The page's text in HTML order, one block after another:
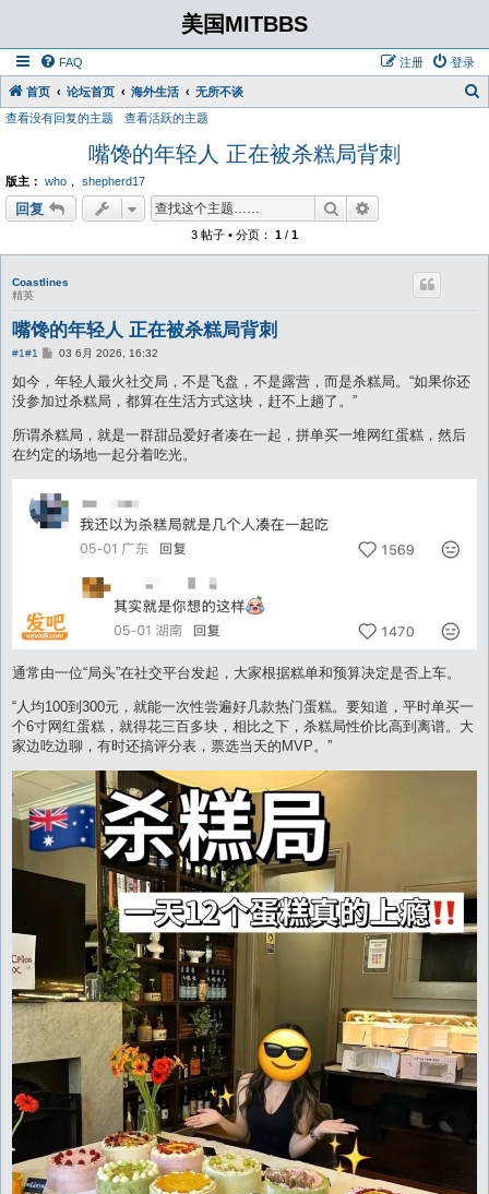
美国MITBBS
FAQ 登录
注册
首页 论坛首页 海外生活 无所不谈
查看没有回复的主题 查看活跃的主题
嘴馋的年轻人 正在被杀糕局背刺
版主： who ， shepherd17
回复 搜索
3 帖子 • 分页： 1 / 1
Coastlines
精英
嘴馋的年轻人 正在被杀糕局背刺
#1#1
帖
03 6月 2026, 16:32
如今，年轻人最火社交局，不是飞盘，不是露营，而是杀糕局。“如果你还
没参加过杀糕局，都算在生活方式这块，赶不上趟了。”
所谓杀糕局，就是一群甜品爱好者凑在一起，拼单买一堆网红蛋糕，然后
在约定的场地一起分着吃光。
通常由一位“局头”在社交平台发起，大家根据糕单和预算决定是否上车。
“人均100到300元，就能一次性尝遍好几款热门蛋糕。要知道，平时单买一
个6寸网红蛋糕，就得花三百多块，相比之下，杀糕局性价比高到离谱。大
家边吃边聊，有时还搞评分表，票选当天的MVP。”